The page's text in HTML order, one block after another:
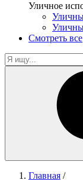
Уличное
Смотреть все
Главная /